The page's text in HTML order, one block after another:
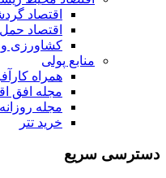
اقتصاد
اقتصاد
کشاورزی و
منابع پولی
همراه
مجله افق
مجله
خرید تتر
دسترسی سریع